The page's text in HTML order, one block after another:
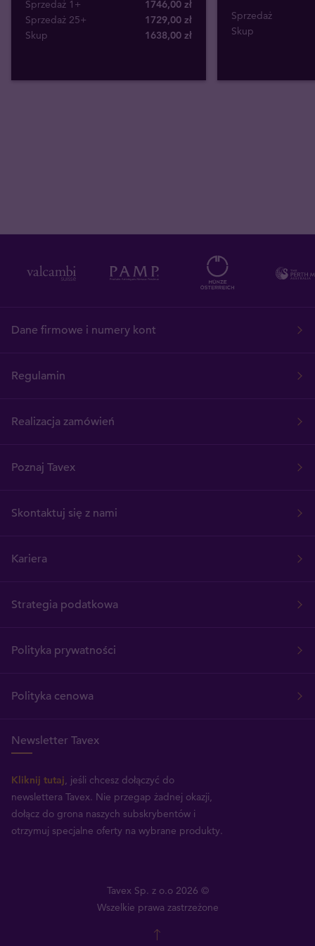
Sprzedaż 1+
1746,00 zł
Sprzedaż 25+
1729,00 zł
Skup
1638,00 zł
Sprzedaż
Skup
Dane firmowe i numery kont
Regulamin
Realizacja zamówień
Poznaj Tavex
Skontaktuj się z nami
Kariera
Strategia podatkowa
Polityka prywatności
Polityka cenowa
Newsletter Tavex
Kliknij tutaj, jeśli chcesz dołączyć do
newslettera Tavex. Nie przegap żadnej okazji,
dołącz do grona naszych subskrybentów i
otrzymuj specjalne oferty na wybrane produkty.
Tavex Sp. z o.o 2026 ©
Wszelkie prawa zastrzeżone